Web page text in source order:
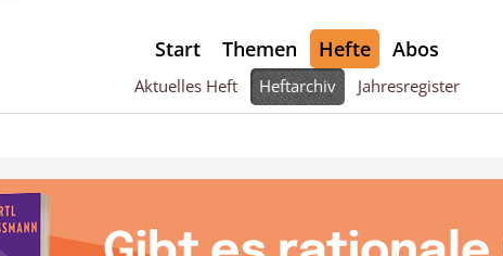
Start Themen Hefte Abos
Aktuelles Heft Heftarchiv Jahresregister